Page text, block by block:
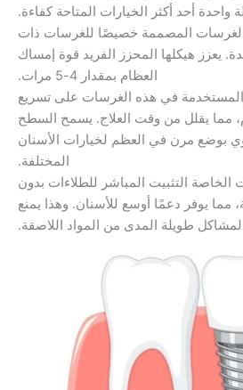
الخيارات المتاحة كفاءة.
خصيصًا للغرسات ذات
المحزز الفريد قوة إمساك
العظام بمقدار 4-5 مرات.
في هذه الغرسات على تسريع
وقت العلاج. يسمح السطح
في العظم لخيارات الأسنان
المباشر للطلاءات بدون
أوسع للأسنان. وهذا يمنع
المدى من المواد اللاصقة.